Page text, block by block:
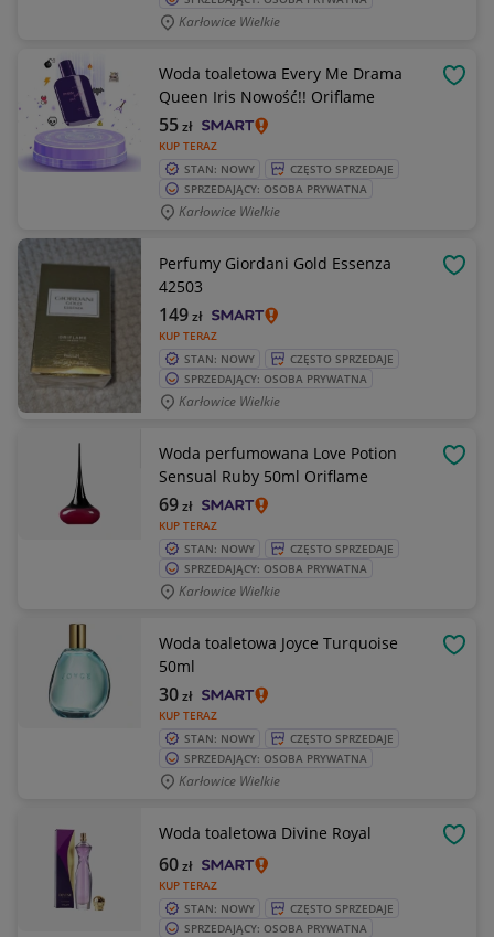
Karłowice Wielkie
Woda toaletowa Every Me Drama
Queen Iris Nowość!! Oriflame
KUP TERAZ
55zł
STAN: NOWY
CZĘSTO SPRZEDAJE
SPRZEDAJĄCY: OSOBA PRYWATNA
Karłowice Wielkie
Perfumy Giordani Gold Essenza
42503
KUP TERAZ
149zł
STAN: NOWY
CZĘSTO SPRZEDAJE
SPRZEDAJĄCY: OSOBA PRYWATNA
Karłowice Wielkie
Woda perfumowana Love Potion
Sensual Ruby 50ml Oriflame
KUP TERAZ
69zł
STAN: NOWY
CZĘSTO SPRZEDAJE
SPRZEDAJĄCY: OSOBA PRYWATNA
Karłowice Wielkie
Woda toaletowa Joyce Turquoise
50ml
KUP TERAZ
30zł
STAN: NOWY
CZĘSTO SPRZEDAJE
SPRZEDAJĄCY: OSOBA PRYWATNA
Karłowice Wielkie
Woda toaletowa Divine Royal
KUP TERAZ
60zł
STAN: NOWY
CZĘSTO SPRZEDAJE
SPRZEDAJĄCY: OSOBA PRYWATNA